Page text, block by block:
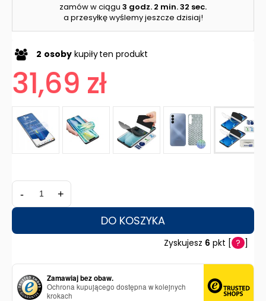
zamów w ciągu3 godz.2 min.31 sec.
a przesyłkę wyślemy jeszcze dzisiaj!
2 osoby kupiłyten produkt
31,69 zł
- +
DO KOSZYKA
Zyskujesz 6 pkt [ ? ]
Zamawiaj bez obaw.
Ochrona kupującego dostępna w kolejnych
krokach